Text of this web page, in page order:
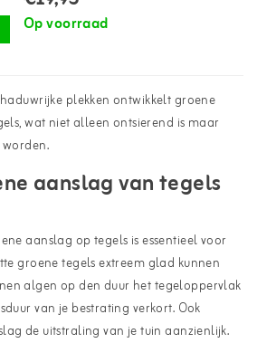
Op voorraad
plekken ontwikkelt groene
wat niet alleen ontsierend is maar
aanslag van tegels
aanslag op tegels is essentieel voor
groene tegels extreem glad kunnen
algen op den duur het tegeloppervlak
van je bestrating verkort. Ook
de uitstraling van je tuin aanzienlijk.